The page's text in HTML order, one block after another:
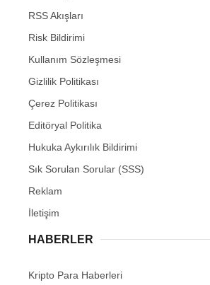
RSS Akışları
Risk Bildirimi
Kullanım Sözleşmesi
Gizlilik Politikası
Çerez Politikası
Editöryal Politika
Hukuka Aykırılık Bildirimi
Sık Sorulan Sorular (SSS)
Reklam
İletişim
HABERLER
Kripto Para Haberleri